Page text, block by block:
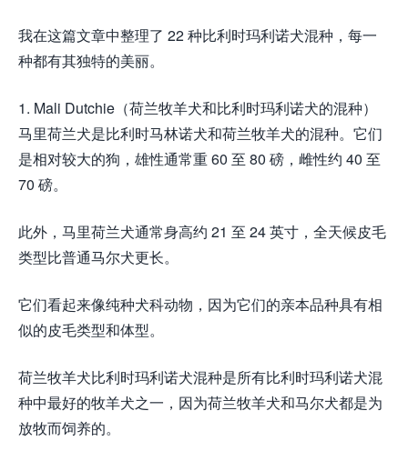
我在这篇文章中整理了 22 种比利时玛利诺犬混种，每一
种都有其独特的美丽。
1. Mali Dutchie（荷兰牧羊犬和比利时玛利诺犬的混种）
马里荷兰犬是比利时马林诺犬和荷兰牧羊犬的混种。它们
是相对较大的狗，雄性通常重 60 至 80 磅，雌性约 40 至
70 磅。
此外，马里荷兰犬通常身高约 21 至 24 英寸，全天候皮毛
类型比普通马尔犬更长。
它们看起来像纯种犬科动物，因为它们的亲本品种具有相
似的皮毛类型和体型。
荷兰牧羊犬比利时玛利诺犬混种是所有比利时玛利诺犬混
种中最好的牧羊犬之一，因为荷兰牧羊犬和马尔犬都是为
放牧而饲养的。